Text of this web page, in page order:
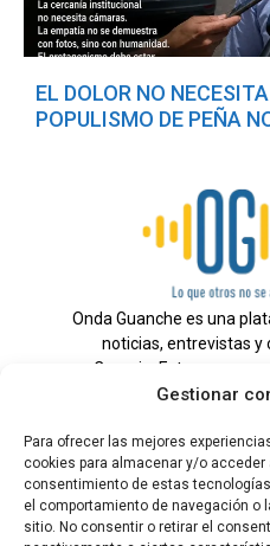
Gestionar
Para ofrecer las mejores
cookies para almacenar y/o acceder
consentimiento de estas
el comportamiento de navegación
sitio. No consentir o retirar el
EL DOLOR NO
POPULISMO DE PEÑA
Onda Guanche es una
noticias, entrevistas y
Canaria. Estamos
información veraz y un
Todos los derechos reservados.